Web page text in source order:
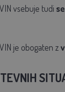
vsebuje tudi
je obogaten z